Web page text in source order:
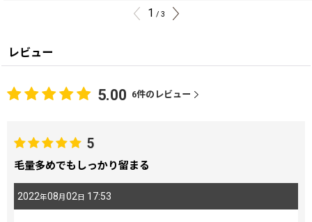
1 / 3
レビュー
5.00 6件のレビュー
5
毛量多めでもしっかり留まる
2022年08月02日 17:53